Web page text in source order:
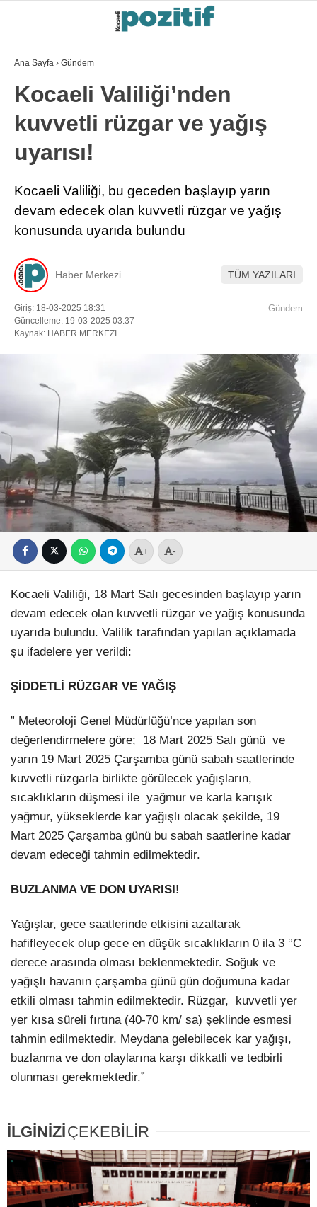
Ana Sayfa › Gündem
Kocaeli Valiliği’nden
kuvvetli rüzgar ve yağış
uyarısı!
Kocaeli Valiliği, bu geceden başlayıp yarın
devam edecek olan kuvvetli rüzgar ve yağış
konusunda uyarıda bulundu
Haber Merkezi TÜM YAZILARI
Giriş: 18-03-2025 18:31
Güncelleme: 19-03-2025 03:37
Kaynak: HABER MERKEZI
Gündem
+ -
Kocaeli Valiliği, 18 Mart Salı gecesinden başlayıp yarın
devam edecek olan kuvvetli rüzgar ve yağış konusunda
uyarıda bulundu. Valilik tarafından yapılan açıklamada
şu ifadelere yer verildi:
ŞİDDETLİ RÜZGAR VE YAĞIŞ
” Meteoroloji Genel Müdürlüğü’nce yapılan son
değerlendirmelere göre; 18 Mart 2025 Salı günü ve
yarın 19 Mart 2025 Çarşamba günü sabah saatlerinde
kuvvetli rüzgarla birlikte görülecek yağışların,
sıcaklıkların düşmesi ile yağmur ve karla karışık
yağmur, yükseklerde kar yağışlı olacak şekilde, 19
Mart 2025 Çarşamba günü bu sabah saatlerine kadar
devam edeceği tahmin edilmektedir.
BUZLANMA VE DON UYARISI!
Yağışlar, gece saatlerinde etkisini azaltarak
hafifleyecek olup gece en düşük sıcaklıkların 0 ila 3 °C
derece arasında olması beklenmektedir. Soğuk ve
yağışlı havanın çarşamba günü gün doğumuna kadar
etkili olması tahmin edilmektedir. Rüzgar, kuvvetli yer
yer kısa süreli fırtına (40-70 km/ sa) şeklinde esmesi
tahmin edilmektedir. Meydana gelebilecek kar yağışı,
buzlanma ve don olaylarına karşı dikkatli ve tedbirli
olunması gerekmektedir.”
İLGİNİZİÇEKEBİLİR